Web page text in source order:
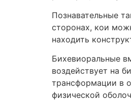
Познавательные
сторонах, кои
находить
Бихевиоральные
воздействует на
трансформации в
физической